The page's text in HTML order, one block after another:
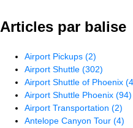
Articles par balise
Airport Pickups(2)
Airport Shuttle(302)
Airport Shuttle of Phoenix
Airport Shuttle Phoenix(94)
Airport Transportation(2)
Antelope Canyon Tour(4)